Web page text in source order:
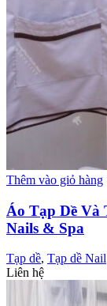
Thêm vào giỏ hàng
Áo Tạp Dề Và
Nails & Spa
Tạp dề, Tạp dề Nail
Liên hệ